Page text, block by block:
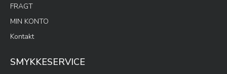
FRAGT
MIN KONTO
Kontakt
SMYKKESERVICE